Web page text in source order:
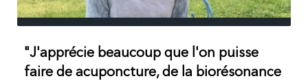
"J'apprécie beaucoup que l'on puisse
faire de acuponcture, de la biorésonance